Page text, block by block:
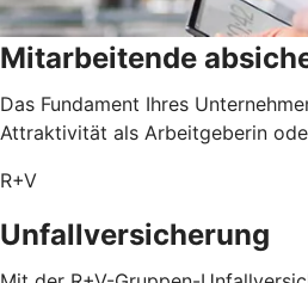
Mitarbeitende
Das Fundament Ihres
Attraktivität als Arbeitgeberin
R+V
Unfallversicherung